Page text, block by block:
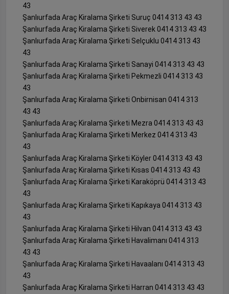
43
Şanlıurfada Araç Kiralama Şirketi Suruç 0414 313 43 43
Şanlıurfada Araç Kiralama Şirketi Siverek 0414 313 43 43
Şanlıurfada Araç Kiralama Şirketi Selçuklu 0414 313 43
43
Şanlıurfada Araç Kiralama Şirketi Sanayi 0414 313 43 43
Şanlıurfada Araç Kiralama Şirketi Pekmezli 0414 313 43
43
Şanlıurfada Araç Kiralama Şirketi Onbirnisan 0414 313
43 43
Şanlıurfada Araç Kiralama Şirketi Mezra 0414 313 43 43
Şanlıurfada Araç Kiralama Şirketi Merkez 0414 313 43
43
Şanlıurfada Araç Kiralama Şirketi Köyler 0414 313 43 43
Şanlıurfada Araç Kiralama Şirketi Kısas 0414 313 43 43
Şanlıurfada Araç Kiralama Şirketi Karaköprü 0414 313 43
43
Şanlıurfada Araç Kiralama Şirketi Kapıkaya 0414 313 43
43
Şanlıurfada Araç Kiralama Şirketi Hilvan 0414 313 43 43
Şanlıurfada Araç Kiralama Şirketi Havalimanı 0414 313
43 43
Şanlıurfada Araç Kiralama Şirketi Havaalanı 0414 313 43
43
Şanlıurfada Araç Kiralama Şirketi Harran 0414 313 43 43